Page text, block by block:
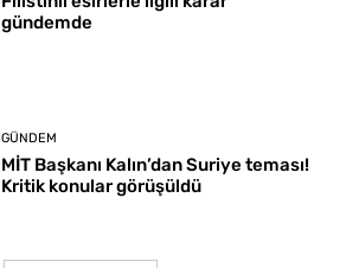
gündemde
GÜNDEM
MİT Başkanı Kalın’dan Suriye teması!
Kritik konular görüşüldü